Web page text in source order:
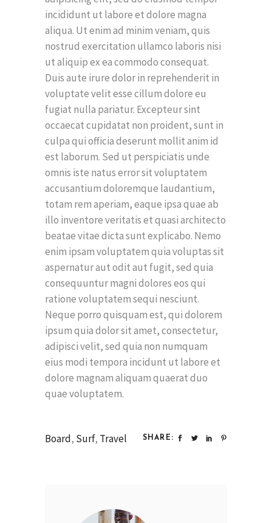
incididunt ut labore et dolore magna
aliqua. Ut enim ad minim veniam, quis
nostrud exercitation ullamco laboris nisi
ut aliquip ex ea commodo consequat.
Duis aute irure dolor in reprehenderit in
voluptate velit esse cillum dolore eu
fugiat nulla pariatur. Excepteur sint
occaecat cupidatat non proident, sunt in
culpa qui officia deserunt mollit anim id
est laborum. Sed ut perspiciatis unde
omnis iste natus error sit voluptatem
accusantium doloremque laudantium,
totam rem aperiam, eaque ipsa quae ab
illo inventore veritatis et quasi architecto
beatae vitae dicta sunt explicabo. Nemo
enim ipsam voluptatem quia voluptas sit
aspernatur aut odit aut fugit, sed quia
consequuntur magni dolores eos qui
ratione voluptatem sequi nesciunt.
Neque porro quisquam est, qui dolorem
ipsum quia dolor sit amet, consectetur,
adipisci velit, sed quia non numquam
eius modi tempora incidunt ut labore et
dolore magnam aliquam quaerat duo
quae voluptatem.
Board, Surf, Travel SHARE: